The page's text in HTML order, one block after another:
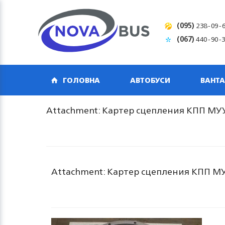
(095) 238-09-
(067)440-90-
ГОЛОВНА АВТОБУСИ
Attachment: Картер сцепления КПП
Attachment: Картер сцепления КПП